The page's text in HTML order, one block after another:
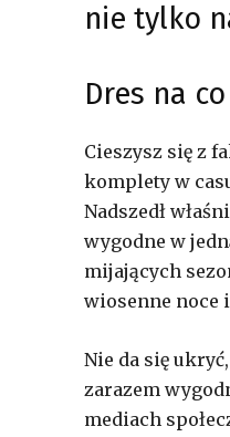
nie tylko
Dres na
Cieszysz się z
komplety w
Nadszedł
wygodne w
mijających
wiosenne noce
Nie da się
zarazem
mediach